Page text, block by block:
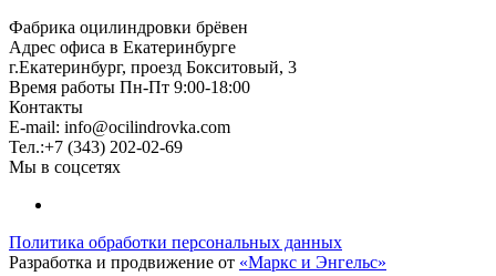
Фабрика оцилиндровки брёвен
Адрес офиса в Екатеринбурге
г.Екатеринбург, проезд Бокситовый, 3
Время работы Пн-Пт 9:00-18:00
Контакты
E-mail: info@ocilindrovka.com
Тел.:+7 (343) 202-02-69
Мы в соцсетях
Политика обработки персональных данных
Разработка и продвижение от «Маркс и Энгельс»